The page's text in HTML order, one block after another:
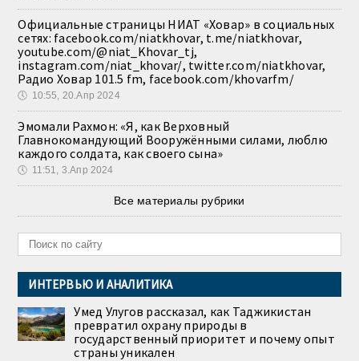
Официальные страницы НИАТ «Ховар» в социальных
сетях: facebook.com/niatkhovar, t.me/niatkhovar,
youtube.com/@niat_Khovar_tj,
instagram.com/niat_khovar/, twitter.com/niatkhovar,
Радио Ховар 101.5 fm, facebook.com/khovarfm/
🕔 10:55, 20.Апр 2024
Эмомали Рахмон: «Я, как Верховный
Главнокомандующий Вооружёнными силами, люблю
каждого солдата, как своего сына»
🕔 11:51, 3.Апр 2024
Все материалы рубрики
ИНТЕРВЬЮ И АНАЛИТИКА
Умед Улугов рассказал, как Таджикистан
превратил охрану природы в
государственный приоритет и почему опыт
страны уникален